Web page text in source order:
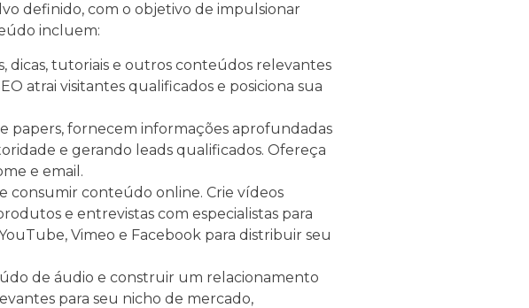
definido, com o objetivo de impulsionar
incluem:
tutoriais e outros conteúdos relevantes
atrai visitantes qualificados e posiciona sua
papers, fornecem informações aprofundadas
e gerando leads qualificados. Ofereça
e email.
consumir conteúdo online. Crie vídeos
e entrevistas com especialistas para
Vimeo e Facebook para distribuir seu
de áudio e construir um relacionamento
para seu nicho de mercado,